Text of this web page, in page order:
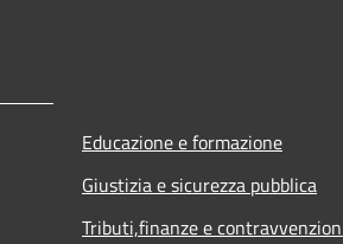
Educazione e formazione
Giustizia e sicurezza pubblica
Tributi,finanze e